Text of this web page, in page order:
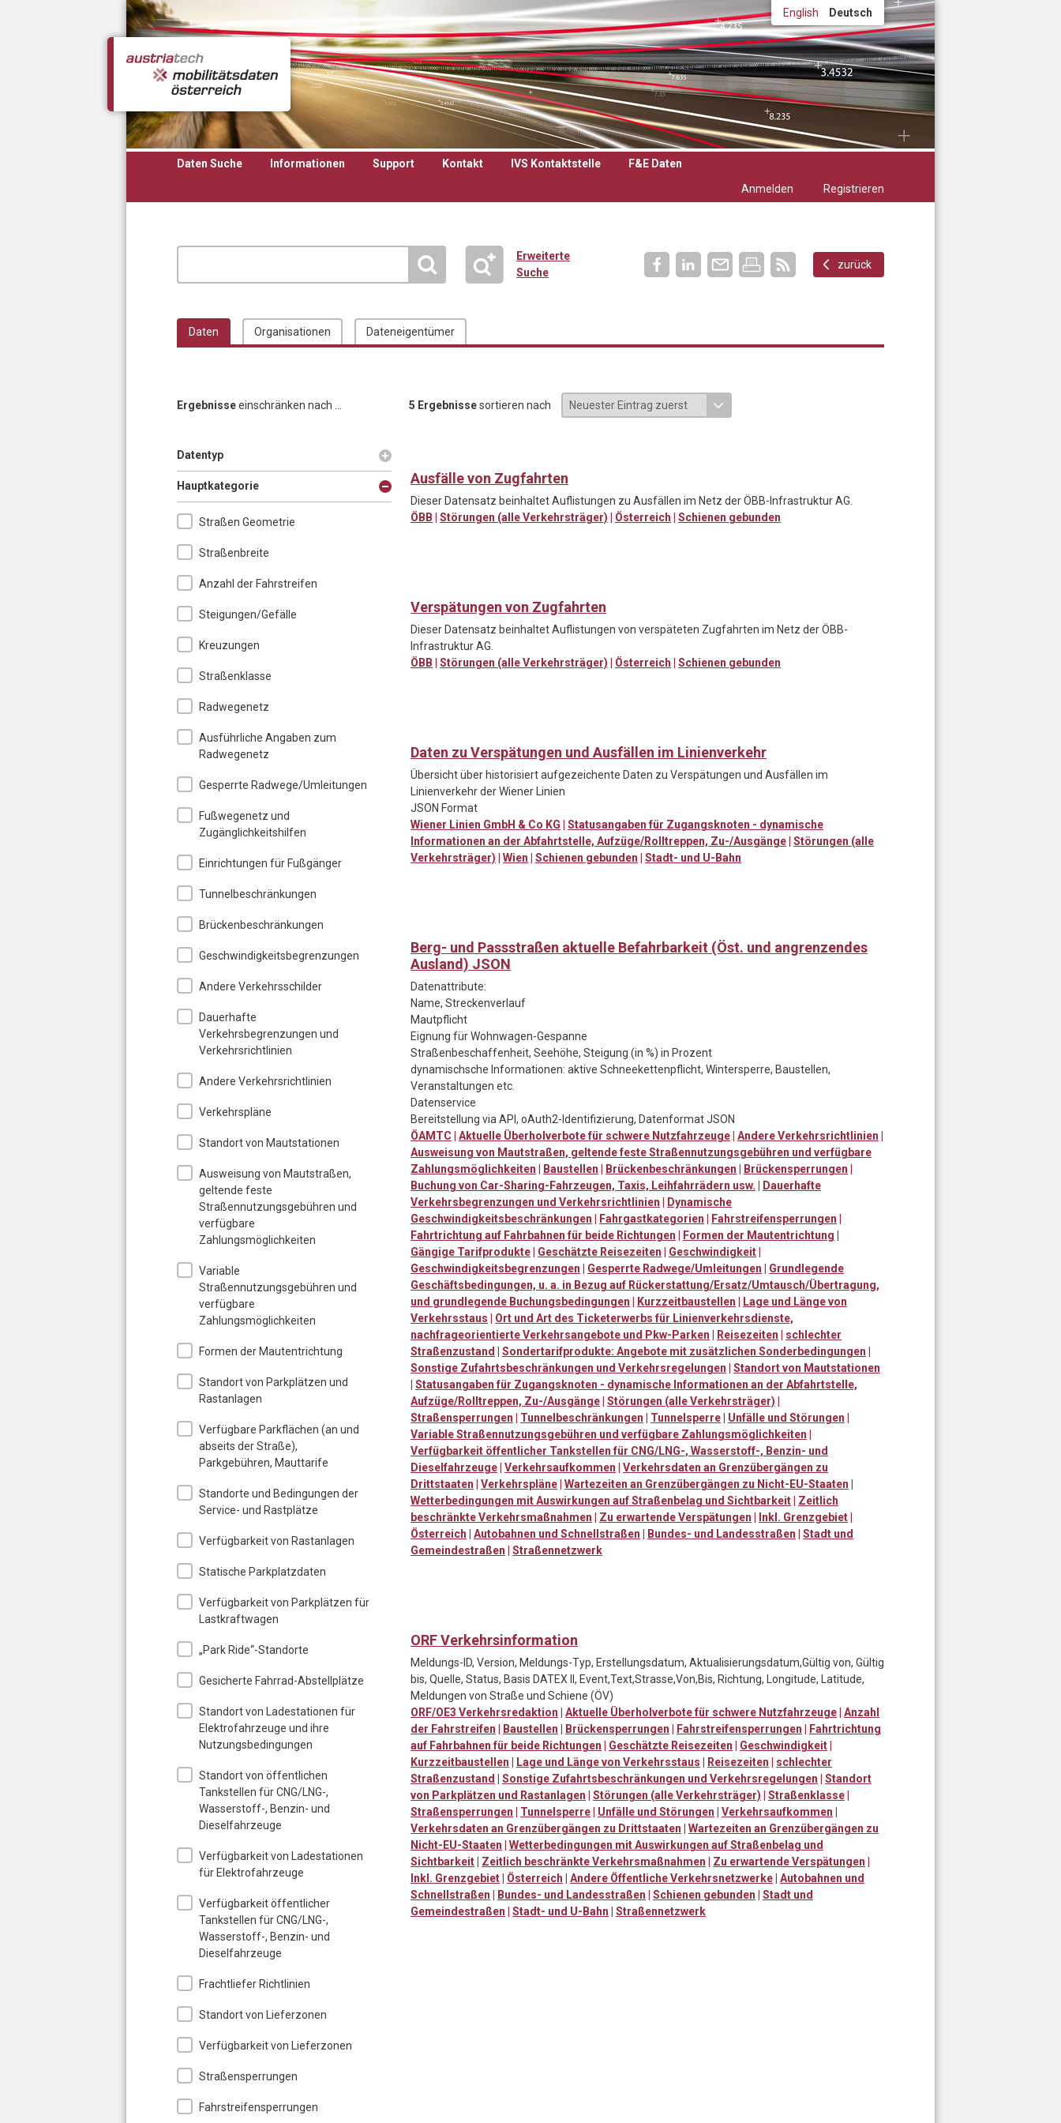
English Deutsch
Daten Suche Informationen Support Kontakt IVS Kontaktstelle
F&E Daten
Anmelden
Registrieren
Erweiterte
Suche
zurück
Daten Organisationen Dateneigentümer
Ergebnisseeinschränken nach ... 5 Ergebnissesortieren nach
Anzeigen
Datentyp
Ausblenden
Hauptkategorie
Straßen Geometrie
Straßenbreite
Anzahl der Fahrstreifen
Steigungen/Gefälle
Kreuzungen
Straßenklasse
Radwegenetz
Ausführliche Angaben zum
Radwegenetz
Gesperrte Radwege/Umleitungen
Fußwegenetz und
Zugänglichkeitshilfen
Einrichtungen für Fußgänger
Tunnelbeschränkungen
Brückenbeschränkungen
Geschwindigkeitsbegrenzungen
Andere Verkehrsschilder
Dauerhafte
Verkehrsbegrenzungen und
Verkehrsrichtlinien
Andere Verkehrsrichtlinien
Verkehrspläne
Standort von Mautstationen
Ausweisung von Mautstraßen,
geltende feste
Straßennutzungsgebühren und
verfügbare
Zahlungsmöglichkeiten
Variable
Straßennutzungsgebühren und
verfügbare
Zahlungsmöglichkeiten
Formen der Mautentrichtung
Standort von Parkplätzen und
Rastanlagen
Verfügbare Parkflächen (an und
abseits der Straße),
Parkgebühren, Mauttarife
Standorte und Bedingungen der
Service- und Rastplätze
Verfügbarkeit von Rastanlagen
Statische Parkplatzdaten
Verfügbarkeit von Parkplätzen für
Lastkraftwagen
„Park Ride“-Standorte
Gesicherte Fahrrad-Abstellplätze
Standort von Ladestationen für
Elektrofahrzeuge und ihre
Nutzungsbedingungen
Standort von öffentlichen
Tankstellen für CNG/LNG-,
Wasserstoff-, Benzin- und
Dieselfahrzeuge
Verfügbarkeit von Ladestationen
für Elektrofahrzeuge
Verfügbarkeit öffentlicher
Tankstellen für CNG/LNG-,
Wasserstoff-, Benzin- und
Dieselfahrzeuge
Frachtliefer Richtlinien
Standort von Lieferzonen
Verfügbarkeit von Lieferzonen
Straßensperrungen
Fahrstreifensperrungen
Ausfälle von Zugfahrten
Dieser Datensatz beinhaltet Auflistungen zu Ausfällen im Netz der ÖBB-Infrastruktur AG.
ÖBB | Störungen (alle Verkehrsträger) | Österreich | Schienen gebunden
Verspätungen von Zugfahrten
Dieser Datensatz beinhaltet Auflistungen von verspäteten Zugfahrten im Netz der ÖBB-
Infrastruktur AG.
ÖBB | Störungen (alle Verkehrsträger) | Österreich | Schienen gebunden
Daten zu Verspätungen und Ausfällen im Linienverkehr
Übersicht über historisiert aufgezeichente Daten zu Verspätungen und Ausfällen im
Linienverkehr der Wiener Linien
JSON Format
Wiener Linien GmbH & Co KG | Statusangaben für Zugangsknoten - dynamische
Informationen an der Abfahrtstelle, Aufzüge/Rolltreppen, Zu-/Ausgänge| Störungen (alle
Verkehrsträger) | Wien | Schienen gebunden | Stadt- und U-Bahn
Berg- und Passstraßen aktuelle Befahrbarkeit (Öst. und angrenzendes
Ausland) JSON
Datenattribute:
Name, Streckenverlauf
Mautpflicht
Eignung für Wohnwagen-Gespanne
Straßenbeschaffenheit, Seehöhe, Steigung (in %) in Prozent
dynamischsche Informationen: aktive Schneekettenpflicht, Wintersperre, Baustellen,
Veranstaltungen etc.
Datenservice
Bereitstellung via API, oAuth2-Identifizierung, Datenformat JSON
ÖAMTC | Aktuelle Überholverbote für schwere Nutzfahrzeuge| Andere Verkehrsrichtlinien |
Ausweisung von Mautstraßen, geltende feste Straßennutzungsgebühren und verfügbare
Zahlungsmöglichkeiten | Baustellen | Brückenbeschränkungen | Brückensperrungen |
Buchung von Car-Sharing-Fahrzeugen, Taxis, Leihfahrrädern usw. | Dauerhafte
Verkehrsbegrenzungen und Verkehrsrichtlinien | Dynamische
Geschwindigkeitsbeschränkungen | Fahrgastkategorien | Fahrstreifensperrungen |
Fahrtrichtung auf Fahrbahnen für beide Richtungen | Formen der Mautentrichtung |
Gängige Tarifprodukte| Geschätzte Reisezeiten | Geschwindigkeit|
Geschwindigkeitsbegrenzungen | Gesperrte Radwege/Umleitungen | Grundlegende
Geschäftsbedingungen, u. a. in Bezug auf Rückerstattung/Ersatz/Umtausch/Übertragung,
und grundlegende Buchungsbedingungen | Kurzzeitbaustellen | Lage und Länge von
Verkehrsstaus | Ort und Art des Ticketerwerbs für Linienverkehrsdienste,
nachfrageorientierte Verkehrsangebote und Pkw-Parken | Reisezeiten | schlechter
Straßenzustand | Sondertarifprodukte: Angebote mit zusätzlichen Sonderbedingungen |
Sonstige Zufahrtsbeschränkungen und Verkehrsregelungen | Standort von Mautstationen
| Statusangaben für Zugangsknoten - dynamische Informationen an der Abfahrtstelle,
Aufzüge/Rolltreppen, Zu-/Ausgänge| Störungen (alle Verkehrsträger) |
Straßensperrungen | Tunnelbeschränkungen | Tunnelsperre| Unfälle und Störungen |
Variable Straßennutzungsgebühren und verfügbare Zahlungsmöglichkeiten |
Verfügbarkeit öffentlicher Tankstellen für CNG/LNG-, Wasserstoff-, Benzin- und
Dieselfahrzeuge| Verkehrsaufkommen | Verkehrsdaten an Grenzübergängen zu
Drittstaaten | Verkehrspläne| Wartezeiten an Grenzübergängen zu Nicht-EU-Staaten |
Wetterbedingungen mit Auswirkungen auf Straßenbelag und Sichtbarkeit| Zeitlich
beschränkte Verkehrsmaßnahmen | Zu erwartende Verspätungen | Inkl. Grenzgebiet|
Österreich | Autobahnen und Schnellstraßen | Bundes- und Landesstraßen | Stadt und
Gemeindestraßen | Straßennetzwerk
ORF Verkehrsinformation
Meldungs-ID, Version, Meldungs-Typ, Erstellungsdatum, Aktualisierungsdatum,Gültig von, Gültig
bis, Quelle, Status, Basis DATEX II, Event,Text,Strasse,Von,Bis, Richtung, Longitude, Latitude,
Meldungen von Straße und Schiene (ÖV)
ORF/OE3 Verkehrsredaktion | Aktuelle Überholverbote für schwere Nutzfahrzeuge| Anzahl
der Fahrstreifen | Baustellen | Brückensperrungen | Fahrstreifensperrungen | Fahrtrichtung
auf Fahrbahnen für beide Richtungen | Geschätzte Reisezeiten | Geschwindigkeit|
Kurzzeitbaustellen | Lage und Länge von Verkehrsstaus | Reisezeiten | schlechter
Straßenzustand | Sonstige Zufahrtsbeschränkungen und Verkehrsregelungen | Standort
von Parkplätzen und Rastanlagen | Störungen (alle Verkehrsträger) | Straßenklasse|
Straßensperrungen | Tunnelsperre| Unfälle und Störungen | Verkehrsaufkommen |
Verkehrsdaten an Grenzübergängen zu Drittstaaten | Wartezeiten an Grenzübergängen zu
Nicht-EU-Staaten | Wetterbedingungen mit Auswirkungen auf Straßenbelag und
Sichtbarkeit| Zeitlich beschränkte Verkehrsmaßnahmen | Zu erwartende Verspätungen |
Inkl. Grenzgebiet| Österreich | Andere Öffentliche Verkehrsnetzwerke| Autobahnen und
Schnellstraßen | Bundes- und Landesstraßen | Schienen gebunden | Stadt und
Gemeindestraßen | Stadt- und U-Bahn | Straßennetzwerk